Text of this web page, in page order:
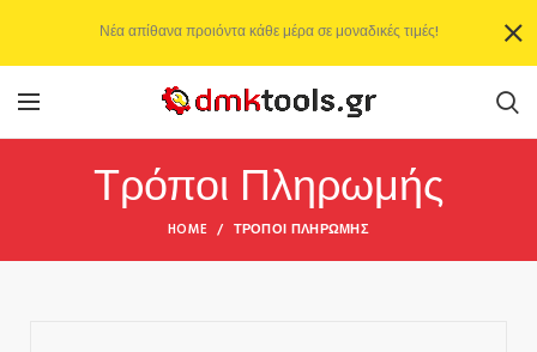
Τρόποι Πληρωμής
HOME ΤΡΌΠΟΙ ΠΛΗΡΩΜΉΣ
Νέα απίθανα προιόντα κάθε μέρα σε μοναδικές τιμές!